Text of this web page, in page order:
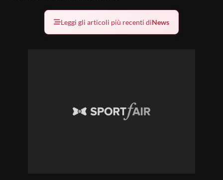
Leggi gli articoli più recenti diNews